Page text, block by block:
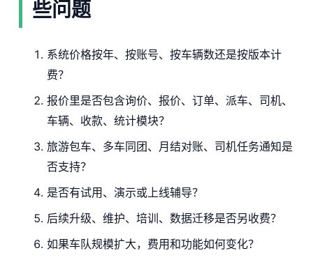
些问题
系统价格按年、按账号、按车辆数还是按版本计
费？
报价里是否包含询价、报价、订单、派车、司机、
车辆、收款、统计模块？
旅游包车、多车同团、月结对账、司机任务通知是
否支持？
是否有试用、演示或上线辅导？
后续升级、维护、培训、数据迁移是否另收费？
如果车队规模扩大，费用和功能如何变化？